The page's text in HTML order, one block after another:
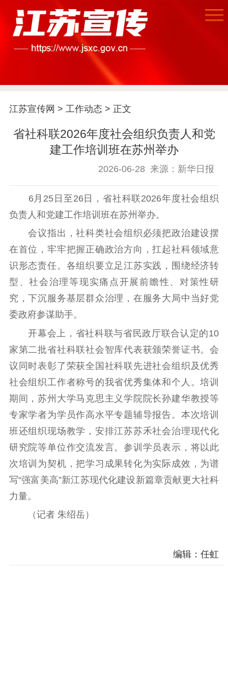
首页
江苏要闻
公示公告
通知公告 信息公开制度
信息公开指南
信息公开年度报
政策法规
理论武装
理论学习 宣传宣讲 研究阐释
哲学社科
社科强省 工作通知
成果集萃
江苏文脉
资料下载
新闻宣传
主题宣传 对外宣传
新闻发布
记者之家
品牌栏目
文化文艺
精品生产 文化惠民
文化传承
文化交流
体制改革
文化产业
紫金文化艺术节
品牌活动 紫艺舞台
精神文明
文明创建
全民国防教育
江苏宣传网 > 工作动态 > 正文
省社科联2026年度社会组织负责人和党
建工作培训班在苏州举办
2026-06-28 来源：新华日报
6月25日至26日，省社科联2026年度社会组织
负责人和党建工作培训班在苏州举办。
会议指出，社科类社会组织必须把政治建设摆
在首位，牢牢把握正确政治方向，扛起社科领域意
识形态责任。各组织要立足江苏实践，围绕经济转
型、社会治理等现实痛点开展前瞻性、对策性研
究，下沉服务基层群众治理，在服务大局中当好党
委政府参谋助手。
开幕会上，省社科联与省民政厅联合认定的10
家第二批省社科联社会智库代表获颁荣誉证书。会
议同时表彰了荣获全国社科联先进社会组织及优秀
社会组织工作者称号的我省优秀集体和个人。培训
期间，苏州大学马克思主义学院院长孙建华教授等
专家学者为学员作高水平专题辅导报告。本次培训
班还组织现场教学，安排江苏苏禾社会治理现代化
研究院等单位作交流发言。参训学员表示，将以此
次培训为契机，把学习成果转化为实际成效，为谱
写“强富美高”新江苏现代化建设新篇章贡献更大社科
力量。
（记者 朱绍岳）
编辑：任虹